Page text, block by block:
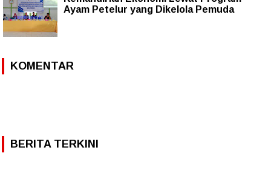
Ayam Petelur yang Dikelola Pemuda
KOMENTAR
BERITA TERKINI